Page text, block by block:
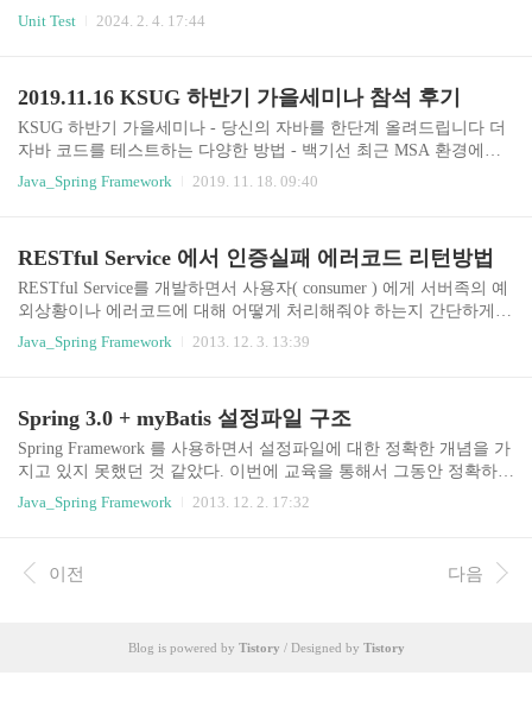
로 데이터를 처리하고 있다면 버그나 Exception 이 발생하는 코드를
는 타입을 사용한다면 데이터에 대한 유효성 검증을 library level (정
확히는 Type 이 생성되는 시점) 에서 검증이 된다. Exception Handlin
g이나 validation check를 코드를 작성하는 개발자가 직접 하지 않아
Unit Test 2024. 2. 4. 17:44
2019.11.16 KSUG 하반기 가을세미나 참석 후기
KSUG 하반기 가을세미나 - 당신의 자바를 한단계 올려드립니다 더
자바 코드를 테스트하는 다양한 방법 - 백기선 최근 MSA 환경에서
다른 시스템이나 데이터 중심의 테스트코드를 작성해야 하는데, 이
를 해결하기 위한 좋은 방법이 될것 같다는 생각이 들었다. 그리고
셨던 것 같다. 발표자료: https://bit.ly/2q8S3Qo 세션 내용 Spring Boot
2.2 가 릴리즈 되면서 JUnit 5 가 추가되었다. Jupiter (junit 5 프로젝트
명) 는 하위호환이 되지 않고 vintage engine 을 추가 해야한다. Spring
Java_Spring Framework 2019. 11. 18. 09:40
RESTful Service 에서 인증실패 에러코드 리턴방법
RESTful Service를 개발하면서 사용자( consumer ) 에게 서버족의 예
외상황이나 에러코드에 대해 어떻게 처리해줘야 하는지 간단하게
정리해보고자 한다. REST 이론에서 가이드하는 방식도 있지만, RE
STful 서비스 취지대로 Consumer 가 얼마나 편리하고 간편하게 서버
소개하고 그 다음 이를 어떻게 편리하게 사용할 수 있도록 구현하는
지에 대해 알아 보도록 하자. 1. REST 이론 - 인증실패나 parameter
실패등이 발생했을때는 HTTP Header 의 Status 값을 이용하여 응답
Java_Spring Framework 2013. 12. 3. 13:39
Spring 3.0 + myBatis 설정파일 구조
Spring Framework 를 사용하면서 설정파일에 대한 정확한 개념을 가
지고 있지 못했던 것 같았다. 이번에 교육을 통해서 그동안 정확하게
머릿속에 정리되지 않았던 설정파일들에 대해 정리하고자 한다.필
자와 같이 Spring Framework 를 사용하면서 무조건 코딩만 해왔던
자를 위하여! 재미있는 개발을 위하여! 1. 디렉토리 구조 web server
doocroot 폴더 구조의 일부를 보면 아래와 같다. WEB-INF 밑에는 컴
오늘 알아보려고 하는 dispater-servlet.xml, app..
Java_Spring Framework 2013. 12. 2. 17:32
이전 다음
Blog is powered by Tistory / Designed by Tistory